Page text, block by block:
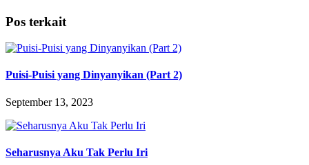
Pos terkait
Puisi-Puisi yang Dinyanyikan (Part 2)
September 13, 2023
Seharusnya Aku Tak Perlu Iri